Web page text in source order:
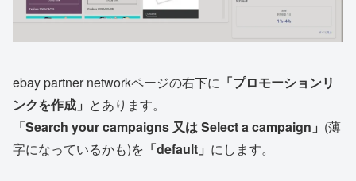
ebay partner networkページの右下に 「プロモーションリ
ンクを作成」 とあります。
「Search your campaigns 又は Select a campaign」 (薄
字になっているかも)を 「default」 にします。